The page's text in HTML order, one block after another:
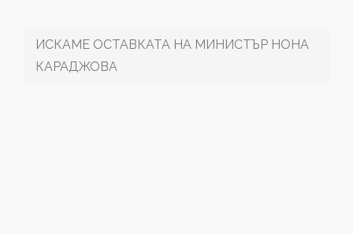
ИСКАМЕ ОСТАВКАТА НА МИНИСТЪР НОНА
КАРАДЖОВА